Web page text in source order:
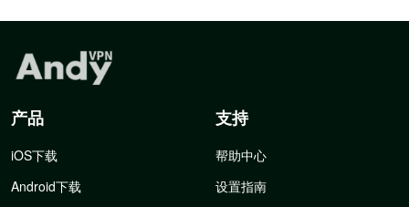
产品
iOS下载
Android下载
支持
帮助中心
设置指南